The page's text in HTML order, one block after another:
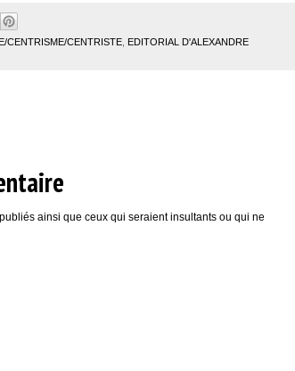
CENTRISME/CENTRISTE EDITORIAL D'ALEXANDRE
ainsi que ceux qui seraient insultants ou qui ne